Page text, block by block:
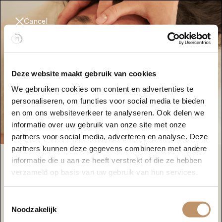
Deze website maakt gebruik van cookies
We gebruiken cookies om content en advertenties te
personaliseren, om functies voor social media te bieden
en om ons websiteverkeer te analyseren. Ook delen we
informatie over uw gebruik van onze site met onze
partners voor social media, adverteren en analyse. Deze
partners kunnen deze gegevens combineren met andere
informatie die u aan ze heeft verstrekt of die ze hebben
verzameld op basis van uw gebruik van hun services.
Noodzakelijk
Book yourmassage
Cancel